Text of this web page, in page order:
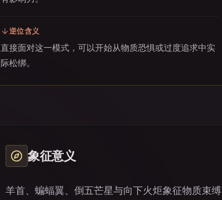
逆位含义
直接面对这一模式，可以开始从物质恐惧或过度追求中实
际松绑。
象征意义
羊首、蝙蝠翼、倒五芒星与向下火炬象征物质束